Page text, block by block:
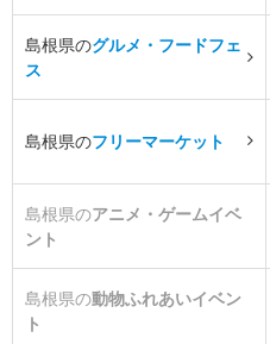
島根県のグルメ・フードフェ
ス
島根県のフリーマーケット
島根県のアニメ・ゲームイベ
ント
島根県の動物ふれあいイベン
ト